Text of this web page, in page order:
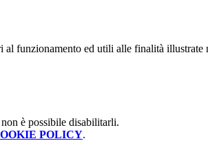
al funzionamento ed utili alle finalità illustrate
è possibile disabilitarli.
POLICY.